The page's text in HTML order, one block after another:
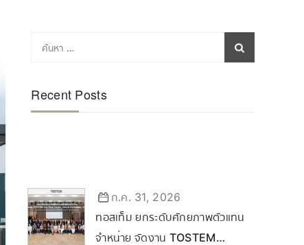
Recent Posts
ก.ค. 31, 2026
ทอสเท็ม ยกระดับศักยภาพตัวแทน
จำหน่าย จัดงาน TOSTEM